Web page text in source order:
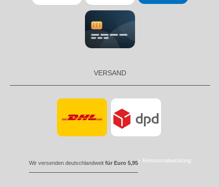
VERSAND
Wir versenden deutschlandweit für Euro 5,95 Retourenabwicklung